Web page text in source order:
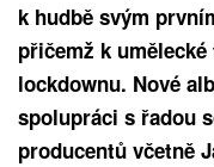
k hudbě svým
přičemž k
lockdownu. Nové
spolupráci s řadou
producentů včetně